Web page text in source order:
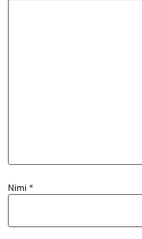
Nimi *